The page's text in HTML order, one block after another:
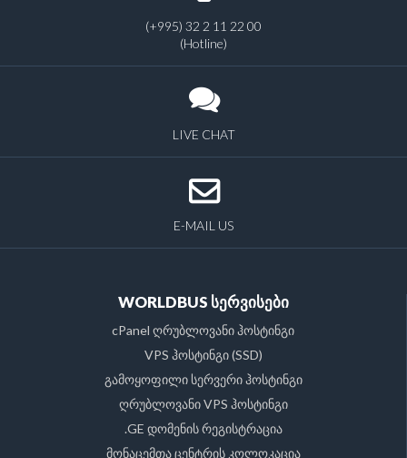
(+995) 32 2 11 22 00
(Hotline)
LIVE CHAT
E-MAIL US
WORLDBUS სერვისები
cPanel ღრუბლოვანი ჰოსტინგი
VPS ჰოსტინგი (SSD)
გამოყოფილი სერვერი ჰოსტინგი
ღრუბლოვანი VPS ჰოსტინგი
.GE დომენის რეგისტრაცია
მონაცემთა ცენტრის კოლოკაცია